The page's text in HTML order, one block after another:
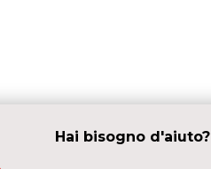
Hai bisogno d'aiuto?